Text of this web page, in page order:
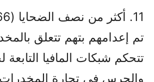
تم إعدامهم بتهم تتعلق
تتحكم شبكات المافيا التابعة
والحرس في تجارة